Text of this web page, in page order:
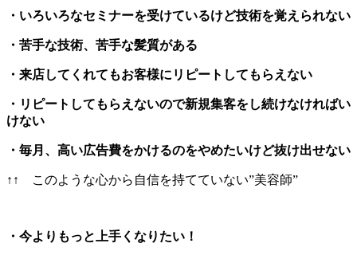
・いろいろなセミナーを受けているけど技術を覚えられない
・苦手な技術、苦手な髪質がある
・来店してくれてもお客様にリピートしてもらえない
・リピートしてもらえないので新規集客をし続けなければい
けない
・毎月、高い広告費をかけるのをやめたいけど抜け出せない
↑↑ このような心から自信を持てていない”美容師”
・今よりもっと上手くなりたい！